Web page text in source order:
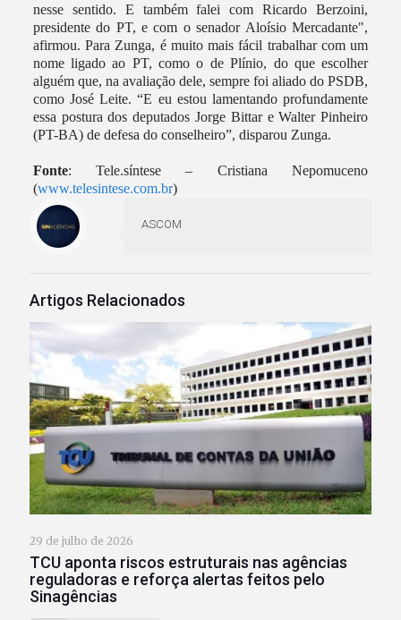
nesse sentido. E também falei com Ricardo Berzoini,
presidente do PT, e com o senador Aloísio Mercadante",
afirmou. Para Zunga, é muito mais fácil trabalhar com um
nome ligado ao PT, como o de Plínio, do que escolher
alguém que, na avaliação dele, sempre foi aliado do PSDB,
como José Leite. “E eu estou lamentando profundamente
essa postura dos deputados Jorge Bittar e Walter Pinheiro
(PT-BA) de defesa do conselheiro”, disparou Zunga.
Fonte: Tele.síntese – Cristiana Nepomuceno
(www.telesintese.com.br)
ASCOM
Artigos Relacionados
29 de julho de 2026
TCU aponta riscos estruturais nas agências
reguladoras e reforça alertas feitos pelo
Sinagências